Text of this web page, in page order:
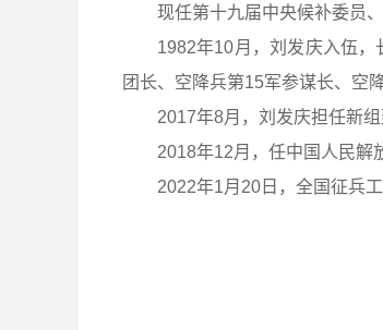
现任第十九届中央候补委员
1982年10月，刘发庆入伍
团长、空降兵第15军参谋长、空
2017年8月，刘发庆担任新
2018年12月，任中国人民解
2022年1月20日，全国征兵